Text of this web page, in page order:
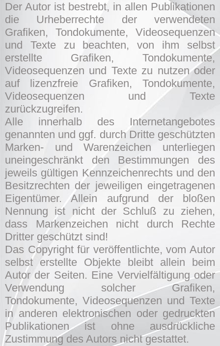
Der Autor ist bestrebt, in allen Publikationen
die Urheberrechte der verwendeten
Grafiken, Tondokumente, Videosequenzen
und Texte zu beachten, von ihm selbst
erstellte Grafiken, Tondokumente,
Videosequenzen und Texte zu nutzen oder
auf lizenzfreie Grafiken, Tondokumente,
Videosequenzen und Texte
zurückzugreifen.
Alle innerhalb des Internetangebotes
genannten und ggf. durch Dritte geschützten
Marken- und Warenzeichen unterliegen
uneingeschränkt den Bestimmungen des
jeweils gültigen Kennzeichenrechts und den
Besitzrechten der jeweiligen eingetragenen
Eigentümer. Allein aufgrund der bloßen
Nennung ist nicht der Schluß zu ziehen,
dass Markenzeichen nicht durch Rechte
Dritter geschützt sind!
Das Copyright für veröffentlichte, vom Autor
selbst erstellte Objekte bleibt allein beim
Autor der Seiten. Eine Vervielfältigung oder
Verwendung solcher Grafiken,
Tondokumente, Videosequenzen und Texte
in anderen elektronischen oder gedruckten
Publikationen ist ohne ausdrückliche
Zustimmung des Autors nicht gestattet.